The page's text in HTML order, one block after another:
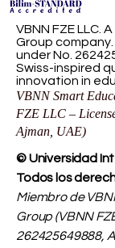
VBNN FZE LLC.
Group
under No.
Swiss-inspired
innovation in
VBNN Smart
FZE LLC –
Ajman, UAE)
© Universidad
Todos los
Miembro de
Group (VBNN
262425649888,